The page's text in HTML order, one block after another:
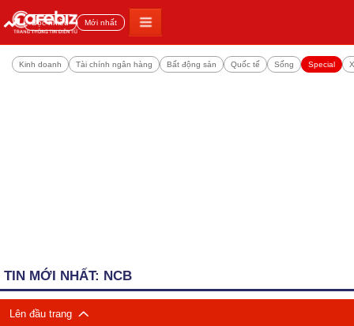
Đọc nhiều Mới nhất
Kinh doanh Tài chính ngân hàng Bất động sản Quốc tế Sống Special
TIN MỚI NHẤT: NCB
Lên đầu trang